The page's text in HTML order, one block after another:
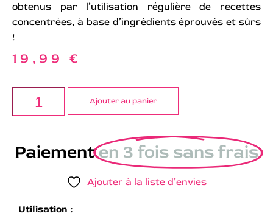
obtenus par l’utilisation régulière de recettes
concentrées, à base d’ingrédients éprouvés et sûrs
!
19,99 €
Ajouter au panier
Paiementen 3 fois sans frais
Ajouter à la liste d’envies
Utilisation :